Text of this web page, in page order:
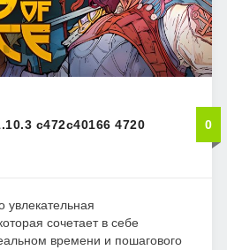
c472c40166 4720
0
увлекательная
сочетает в себе
времени и пошагового